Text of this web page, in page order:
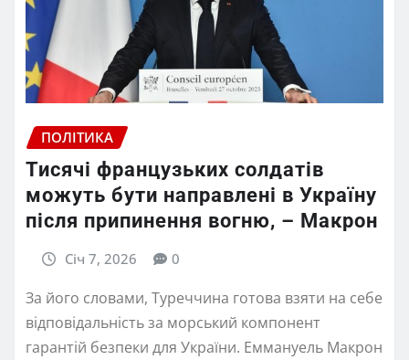
ПОЛІТИКА
Тисячі французьких солдатів
можуть бути направлені в Україну
після припинення вогню, – Макрон
Січ 7, 2026 0
За його словами, Туреччина готова взяти на себе
відповідальність за морський компонент
гарантій безпеки для України. Еммануель Макрон